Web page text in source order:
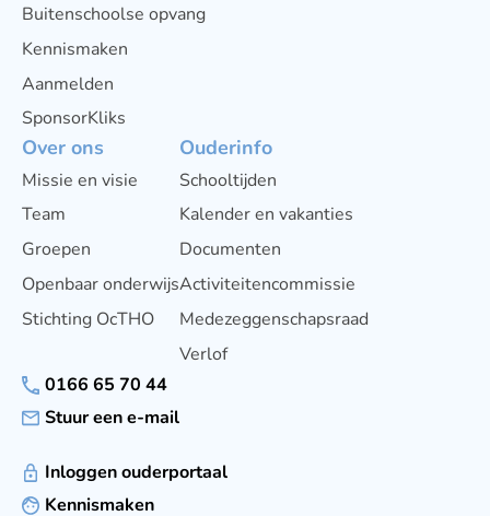
Buitenschoolse opvang
Kennismaken
Aanmelden
SponsorKliks
Over ons
Missie en visie
Team
Groepen
Openbaar onderwijs
Stichting OcTHO
Ouderinfo
Schooltijden
Kalender en vakanties
Documenten
Activiteitencommissie
Medezeggenschapsraad
Verlof
0166 65 70 44
Stuur een e-mail
Inloggen ouderportaal
Kennismaken